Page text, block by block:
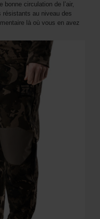
circulation de l’air,
au niveau des
là où vous en avez